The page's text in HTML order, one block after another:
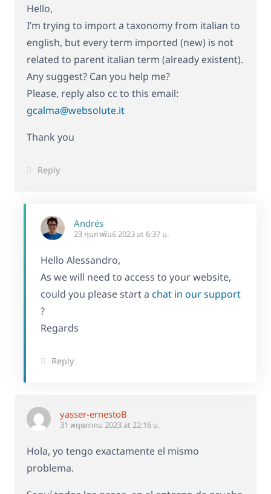
Hello,
I’m trying to import a taxonomy from italian to
english, but every term imported (new) is not
related to parent italian term (already existent).
Any suggest? Can you help me?
Please, reply also cc to this email:
gcalma@websolute.it
Thank you
Reply
Andrés
23 กุมภาพันธ์ 2023 at 6:37 น.
Hello Alessandro,
As we will need to access to your website,
could you please start a chat in our support
?
Regards
Reply
yasser-ernestoB
31 พฤษภาคม 2023 at 22:16 น.
Hola, yo tengo exactamente el mismo
problema.